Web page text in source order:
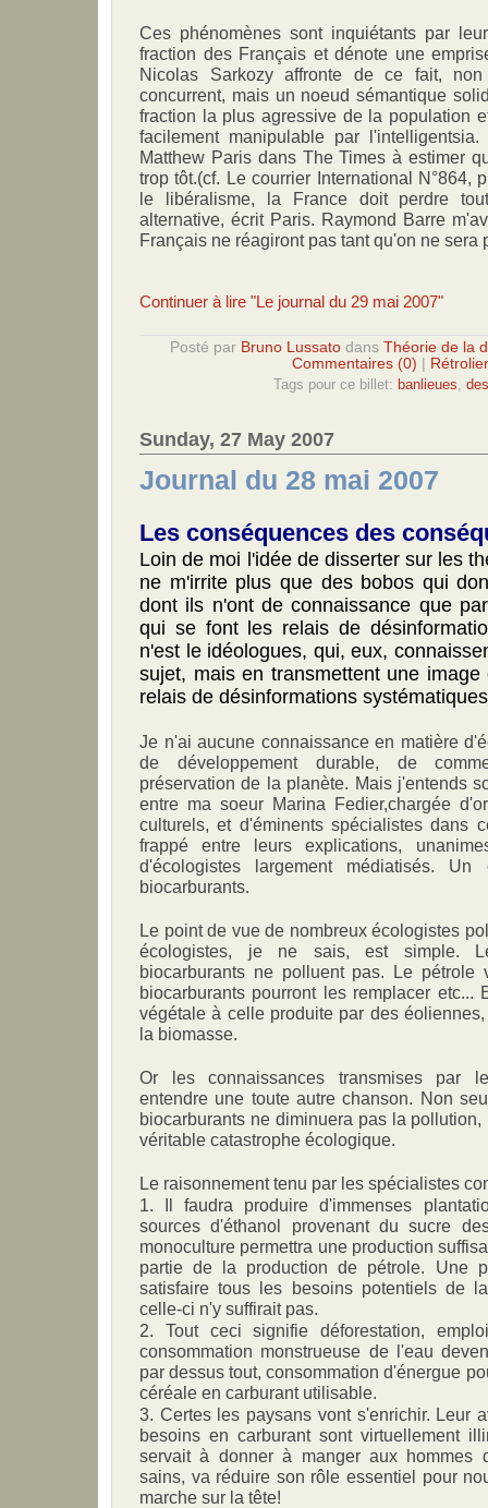
Ces phénomènes sont inquiétants par
fraction des Français et dénote une
Nicolas Sarkozy affronte de ce fait,
concurrent, mais un noeud sémantique
fraction la plus agressive de la population
facilement manipulable par
Matthew Paris dans The Times à estimer
trop tôt.(cf. Le courrier International N°864,
le libéralisme, la France doit perdre
alternative, écrit Paris. Raymond Barre
Français ne réagiront pas tant qu'on ne sera
Continuer à lire "Le journal du 29 mai 2007"
Posté par Bruno Lussatodans Théorie de la
Commentaires (0)
Tags pour ce billet: banlieues
Sunday, 27 May 2007
Journal du 28 mai 2007
Les conséquences des
Loin de moi l'idée de disserter sur les
ne m'irrite plus que des bobos qui
dont ils n'ont de connaissance que
qui se font les relais de
n'est le idéologues, qui, eux,
sujet, mais en transmettent une
relais de désinformations
Je n'ai aucune connaissance en matière
de développement durable, de
préservation de la planète. Mais j'entends
entre ma soeur Marina Fedier,chargée
culturels, et d'éminents spécialistes dans
frappé entre leurs explications,
d'écologistes largement médiatisés. Un
biocarburants.
Le point de vue de nombreux écologistes
écologistes, je ne sais, est simple.
biocarburants ne polluent pas. Le pétrole
biocarburants pourront les remplacer etc...
végétale à celle produite par des
la biomasse.
Or les connaissances transmises par
entendre une toute autre chanson. Non
biocarburants ne diminuera pas la
véritable catastrophe écologique.
Le raisonnement tenu par les spécialistes
1. Il faudra produire d'immenses
sources d'éthanol provenant du sucre
monoculture permettra une production
partie de la production de pétrole. Une
satisfaire tous les besoins potentiels de
celle-ci n'y suffirait pas.
2. Tout ceci signifie déforestation,
consommation monstrueuse de l'eau
par dessus tout, consommation d'énergue
céréale en carburant utilisable.
3. Certes les paysans vont s'enrichir. Leur
besoins en carburant sont virtuellement
servait à donner à manger aux hommes
sains, va réduire son rôle essentiel pour
marche sur la tête!